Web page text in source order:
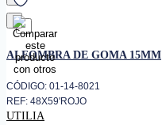
favorito
ALFOMBRA DE GOMA 15MM
CÓDIGO: 01-14-8021
REF: 48X59'ROJO
UTILIA